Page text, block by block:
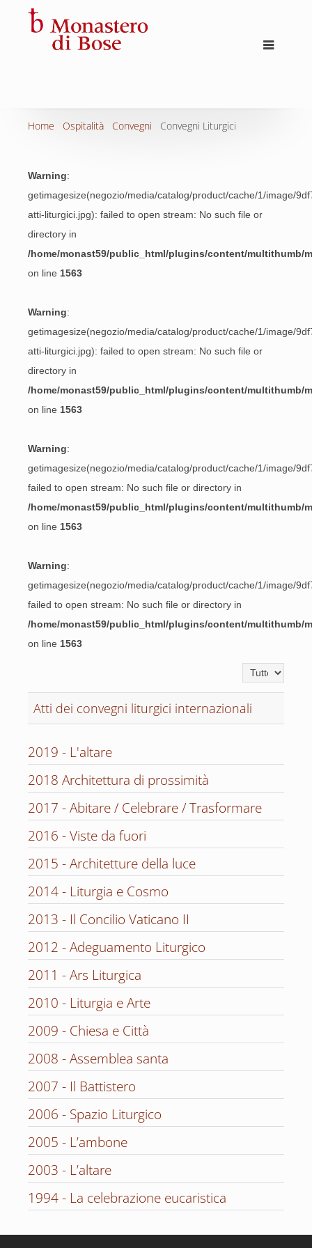
Home Ospitalità Convegni Convegni Liturgici
Warning:
getimagesize(negozio/media/catalog/product/cache/1/image/
atti-liturgici.jpg): failed to open stream: No such file or
directory in
/home/monast59/public_html/plugins/content/multithumb/
on line 1563
Warning:
getimagesize(negozio/media/catalog/product/cache/1/image/
atti-liturgici.jpg): failed to open stream: No such file or
directory in
/home/monast59/public_html/plugins/content/multithumb/
on line 1563
Warning:
getimagesize(negozio/media/catalog/product/cache/1/image/
failed to open stream: No such file or directory in
/home/monast59/public_html/plugins/content/multithumb/
on line 1563
Warning:
getimagesize(negozio/media/catalog/product/cache/1/image/
failed to open stream: No such file or directory in
/home/monast59/public_html/plugins/content/multithumb/
on line 1563
Visualizza n.
Atti dei convegni liturgici internazionali
2019 - L'altare
2018 Architettura di prossimità
2017 - Abitare / Celebrare / Trasformare
2016 - Viste da fuori
2015 - Architetture della luce
2014 - Liturgia e Cosmo
2013 - Il Concilio Vaticano II
2012 - Adeguamento Liturgico
2011 - Ars Liturgica
2010 - Liturgia e Arte
2009 - Chiesa e Città
2008 - Assemblea santa
2007 - Il Battistero
2006 - Spazio Liturgico
2005 - L’ambone
2003 - L’altare
1994 - La celebrazione eucaristica